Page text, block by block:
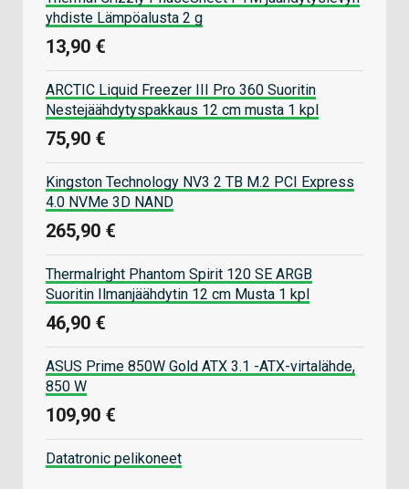
yhdiste Lämpöalusta 2 g
13,90 €
ARCTIC Liquid Freezer III Pro 360 Suoritin
Nestejäähdytyspakkaus 12 cm musta 1 kpl
75,90 €
Kingston Technology NV3 2 TB M.2 PCI Express
4.0 NVMe 3D NAND
265,90 €
Thermalright Phantom Spirit 120 SE ARGB
Suoritin Ilmanjäähdytin 12 cm Musta 1 kpl
46,90 €
ASUS Prime 850W Gold ATX 3.1 -ATX-virtalähde,
850 W
109,90 €
Datatronic pelikoneet